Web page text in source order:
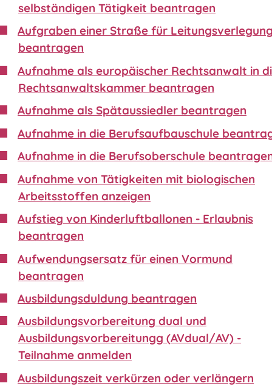
selbständigen Tätigkeit beantragen
Aufgraben einer Straße für
beantragen
Aufnahme als europäischer Rechtsanwalt in
Rechtsanwaltskammer beantragen
Aufnahme als Spätaussiedler beantragen
Aufnahme in die Berufsaufbauschule
Aufnahme in die Berufsoberschule
Aufnahme von Tätigkeiten mit biologischen
Arbeitsstoffen anzeigen
Aufstieg von Kinderluftballonen - Erlaubnis
beantragen
Aufwendungsersatz für einen Vormund
beantragen
Ausbildungsduldung beantragen
Ausbildungsvorbereitung dual und
Ausbildungsvorbereitungg (AVdual/AV) -
Teilnahme anmelden
Ausbildungszeit verkürzen oder verlängern